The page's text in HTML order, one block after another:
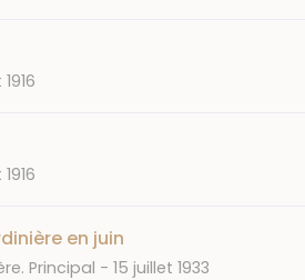
en juin
Principal DATE
15 juillet 1933